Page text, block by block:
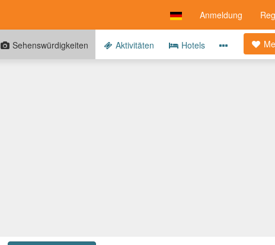
Anmeldung
Sehenswürdigkeiten Aktivitäten Hotels